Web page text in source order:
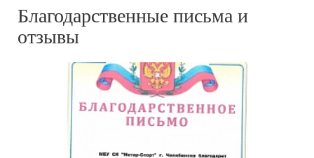
Благодарственные письма и
отзывы